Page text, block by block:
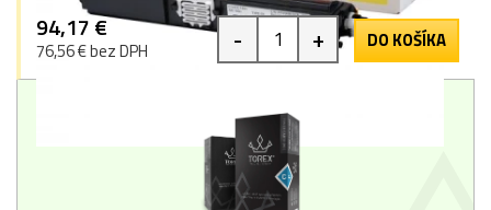
94,17 €
76,56 € bez DPH - + DO KOŠÍKA